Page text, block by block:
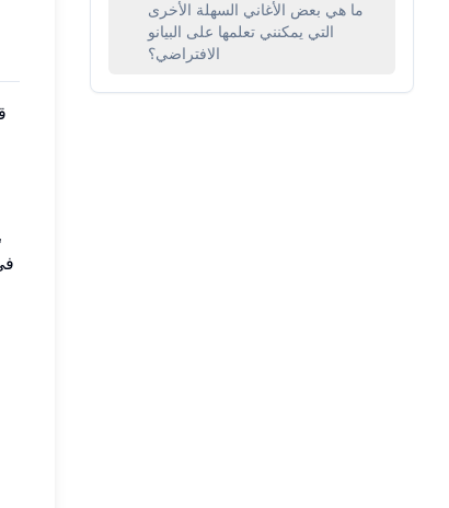
ما هي بعض الأغاني السهلة الأخرى
التي يمكنني تعلمها على البيانو
الافتراضي؟